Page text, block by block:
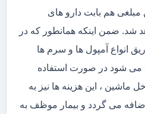
مبلغی هم بابت دارو های
شد. ضمن اینکه همانطور که در
انواع آمپول ها و سرم ها
می شود در صورت استفاده
ماشین ، این هزینه ها نیز به
می گردد و بیمار موظف به